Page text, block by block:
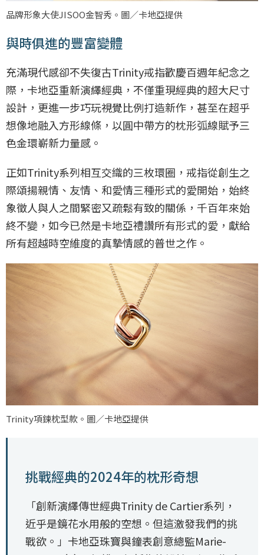
品牌形象大使JISOO金智秀。圖／卡地亞提供
與時俱進的豐富變體
充滿現代感卻不失復古Trinity戒指歡慶百週年紀念之
際，卡地亞重新演繹經典，不僅重現經典的超大尺寸
設計，更進一步巧玩視覺比例打造新作，甚至在超乎
想像地融入方形線條，以圓中帶方的枕形弧線賦予三
色金環嶄新力量感。
正如Trinity系列相互交織的三枚環圈，戒指從創生之
際頌揚親情、友情、和愛情三種形式的愛開始，始終
象徵人與人之間緊密又疏鬆有致的關係，千百年來始
終不變，如今已然是卡地亞禮讚所有形式的愛，獻給
所有超越時空維度的真摯情感的普世之作。
Trinity項鍊枕型款。圖／卡地亞提供
挑戰經典的2024年的枕形奇想
「創新演繹傳世經典Trinity de Cartier系列，
近乎是鏡花水用般的空想。但這激發我們的挑
戰欲。」卡地亞珠寶與鐘表創意總監Marie-